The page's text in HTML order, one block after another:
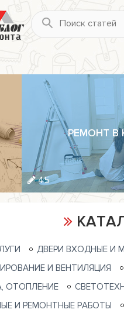
РЕМОНТ В
45
ДВЕРИ ВХОДНЫЕ И
И ВЕНТИЛЯЦИЯ
ОТОПЛЕНИЕ
И РЕМОНТНЫЕ РАБОТЫ